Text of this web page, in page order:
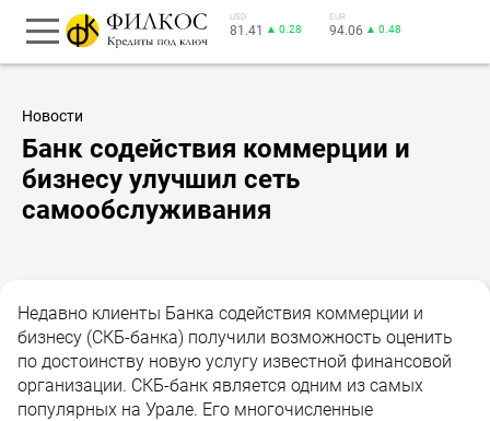
USD
81.41 ▲ 0.28
EUR
94.06 ▲ 0.48
Новости
Банк содействия коммерции и
бизнесу улучшил сеть
самообслуживания
Недавно клиенты Банка содействия коммерции и
бизнесу (СКБ-банка) получили возможность оценить
по достоинству новую услугу известной финансовой
организации. СКБ-банк является одним из самых
популярных на Урале. Его многочисленные